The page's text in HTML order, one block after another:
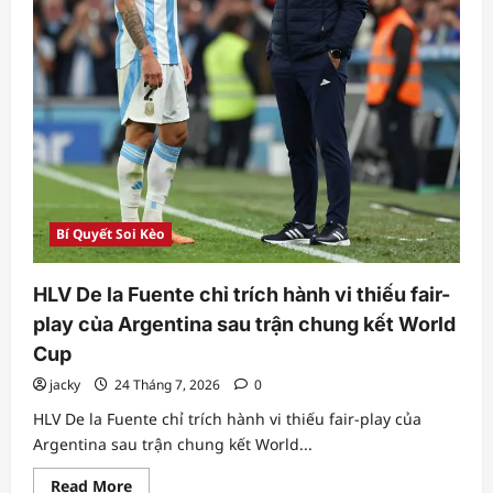
Bí Quyết Soi Kèo
HLV De la Fuente chỉ trích hành vi thiếu fair-
play của Argentina sau trận chung kết World
Cup
jacky 24 Tháng 7, 2026 0
HLV De la Fuente chỉ trích hành vi thiếu fair-play của
Argentina sau trận chung kết World...
Read MoreRead